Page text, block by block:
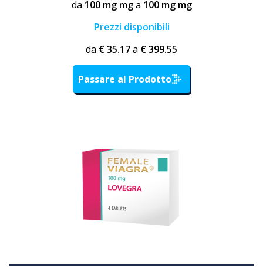
da 100 mg mga 100 mg mg
Prezzi disponibili
da € 35.17a € 399.55
Passare al Prodotto